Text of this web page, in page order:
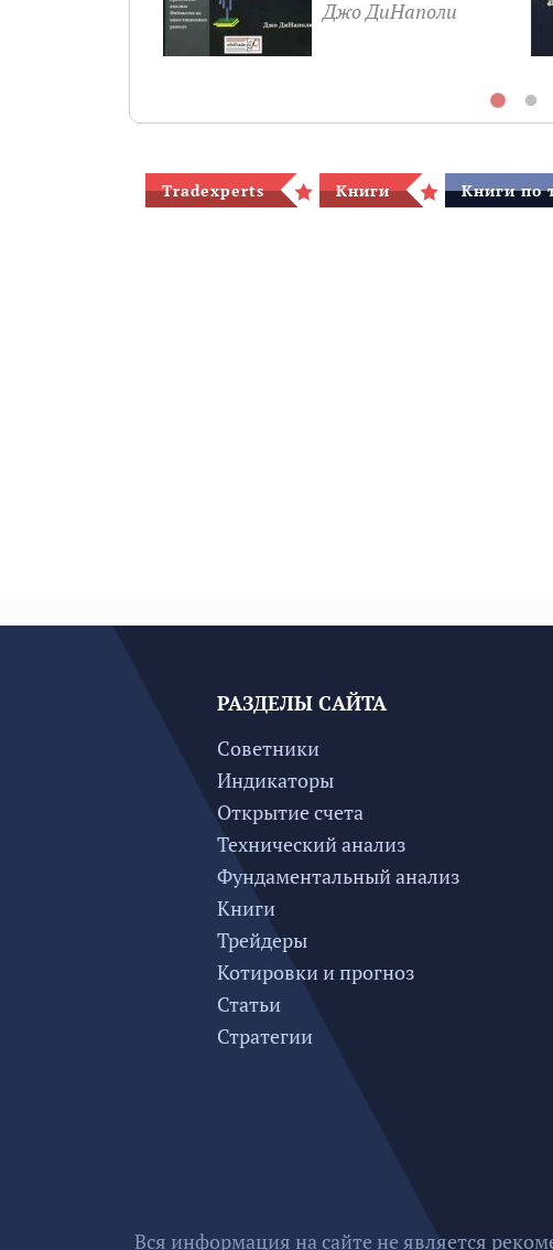
Джо ДиНаполи
Tradexperts Книги Книги по
РАЗДЕЛЫ САЙТА
Советники
Индикаторы
Открытие счета
Технический анализ
Фундаментальный анализ
Книги
Трейдеры
Котировки и прогноз
Статьи
Стратегии
Вся информация на сайте не является